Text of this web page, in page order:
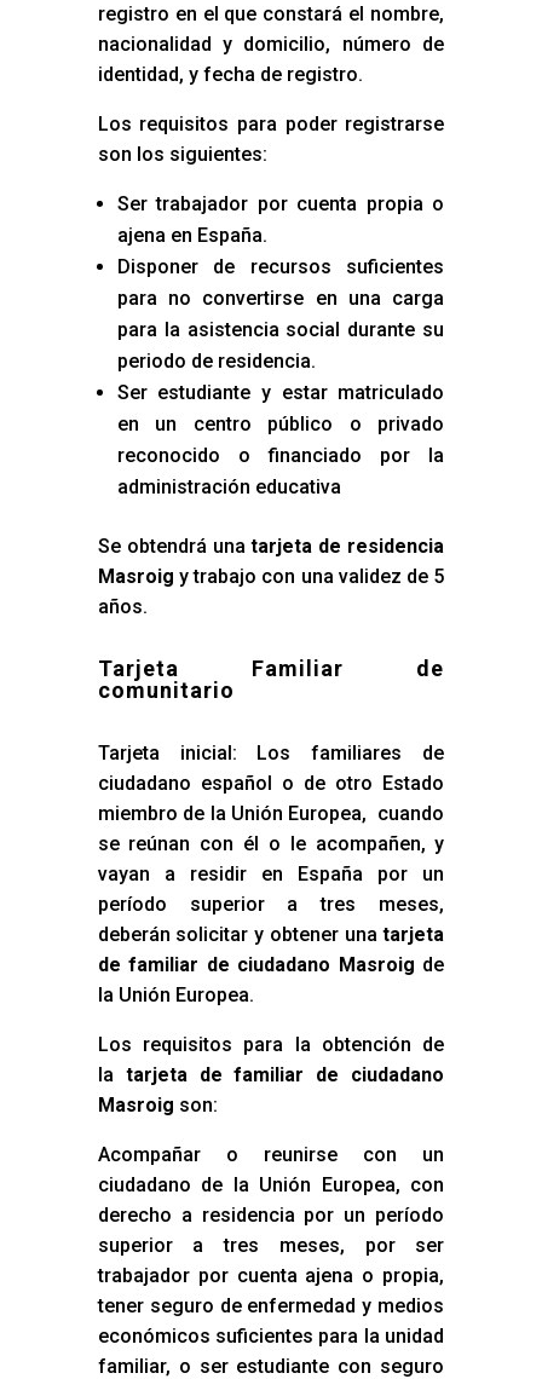
registro en el que constará el nombre,
nacionalidad y domicilio, número de
identidad, y fecha de registro.
Los requisitos para poder registrarse
son los siguientes:
Ser trabajador por cuenta propia o
ajena en España.
Disponer de recursos suficientes
para no convertirse en una carga
para la asistencia social durante su
periodo de residencia.
Ser estudiante y estar matriculado
en un centro público o privado
reconocido o financiado por la
administración educativa
Se obtendrá unatarjeta de residencia
Masroig y trabajo con una validez de 5
años.
Tarjeta Familiar de
comunitario
Tarjeta inicial: Los familiares de
ciudadano español o de otro Estado
miembro de la Unión Europea, cuando
se reúnan con él o le acompañen, y
vayan a residir en España por un
período superior a tres meses,
deberán solicitar y obtener unatarjeta
de familiar de ciudadano Masroig de
la Unión Europea.
Los requisitos para la obtención de
la tarjeta de familiar de ciudadano
Masroig son:
Acompañar o reunirse con un
ciudadano de la Unión Europea, con
derecho a residencia por un período
superior a tres meses, por ser
trabajador por cuenta ajena o propia,
tener seguro de enfermedad y medios
económicos suficientes para la unidad
familiar, o ser estudiante con seguro